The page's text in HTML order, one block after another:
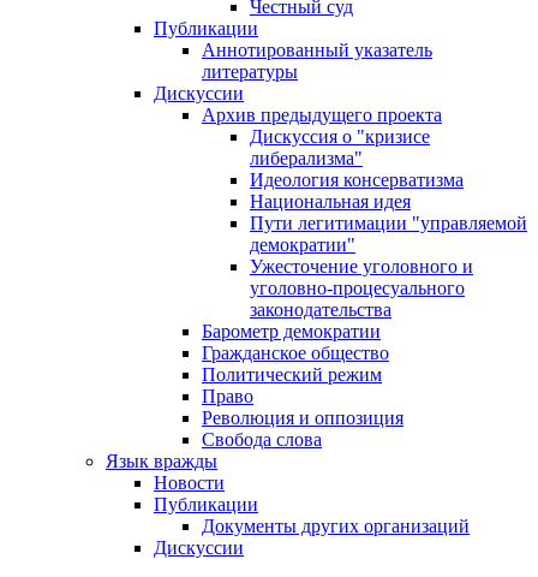
Честный суд
Публикации
Аннотированный указатель
литературы
Дискуссии
Архив предыдущего проекта
Дискуссия о "кризисе
либерализма"
Идеология консерватизма
Национальная идея
Пути легитимации "управляемой
демократии"
Ужесточение уголовного и
уголовно-процесуального
законодательства
Барометр демократии
Гражданское общество
Политический режим
Право
Революция и оппозиция
Свобода слова
Язык вражды
Новости
Публикации
Документы других организаций
Дискуссии